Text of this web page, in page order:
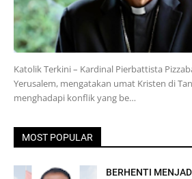
Katolik Terkini – Kardinal Pierbattista
Yerusalem, mengatakan umat Kristen di
menghadapi konflik yang be…
MOST POPULAR
BERHENTI